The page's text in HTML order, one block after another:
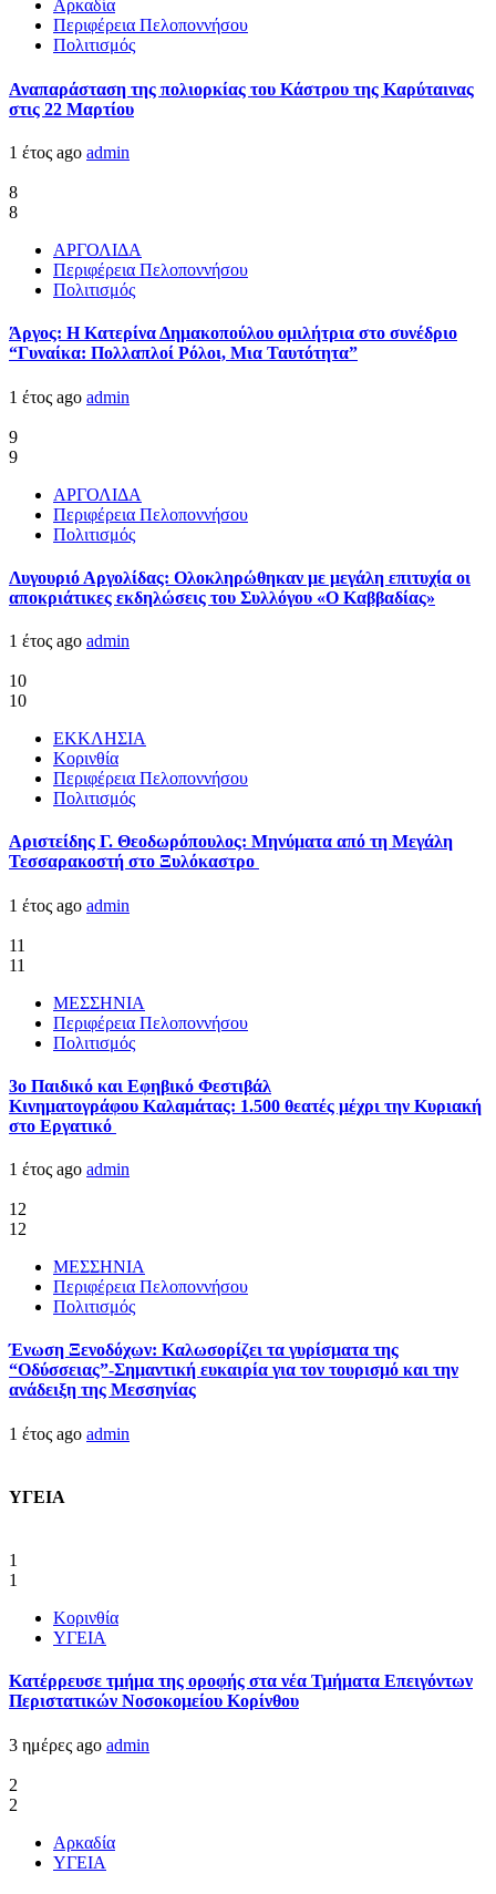
Αρκαδία
Περιφέρεια Πελοποννήσου
Πολιτισμός
Αναπαράσταση της πολιορκίας του Κάστρου της Καρύταινας
στις 22 Μαρτίου
1 έτος ago admin
8
8
ΑΡΓΟΛΙΔΑ
Περιφέρεια Πελοποννήσου
Πολιτισμός
Άργος: Η Κατερίνα Δημακοπούλου ομιλήτρια στο συνέδριο
“Γυναίκα: Πολλαπλοί Ρόλοι, Μια Ταυτότητα”
1 έτος ago admin
9
9
ΑΡΓΟΛΙΔΑ
Περιφέρεια Πελοποννήσου
Πολιτισμός
Λυγουριό Αργολίδας: Ολοκληρώθηκαν με μεγάλη επιτυχία οι
αποκριάτικες εκδηλώσεις του Συλλόγου «Ο Καββαδίας»
1 έτος ago admin
10
10
ΕΚΚΛΗΣΙΑ
Κορινθία
Περιφέρεια Πελοποννήσου
Πολιτισμός
Αριστείδης Γ. Θεοδωρόπουλος: Μηνύματα από τη Μεγάλη
Τεσσαρακοστή στο Ξυλόκαστρο
1 έτος ago admin
11
11
ΜΕΣΣΗΝΙΑ
Περιφέρεια Πελοποννήσου
Πολιτισμός
3ο Παιδικό και Εφηβικό Φεστιβάλ
Κινηματογράφου Καλαμάτας: 1.500 θεατές μέχρι την Κυριακή
στο Εργατικό
1 έτος ago admin
12
12
ΜΕΣΣΗΝΙΑ
Περιφέρεια Πελοποννήσου
Πολιτισμός
Ένωση Ξενοδόχων: Καλωσορίζει τα γυρίσματα της
“Οδύσσειας”-Σημαντική ευκαιρία για τον τουρισμό και την
ανάδειξη της Μεσσηνίας
1 έτος ago admin
ΥΓΕΙΑ
1
1
Κορινθία
ΥΓΕΙΑ
Kατέρρευσε τμήμα της οροφής στα νέα Τμήματα Επειγόντων
Περιστατικών Νοσοκομείου Κορίνθου
3 ημέρες ago admin
2
2
Αρκαδία
ΥΓΕΙΑ